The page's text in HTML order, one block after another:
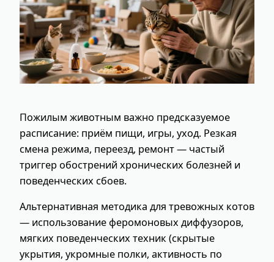
Пожилым животным важно предсказуемое
расписание: приём пищи, игры, уход. Резкая
смена режима, переезд, ремонт — частый
триггер обострений хронических болезней и
поведенческих сбоев.
Альтернативная методика для тревожных котов
— использование феромоновых диффузоров,
мягких поведенческих техник (скрытые
укрытия, укромные полки, активность по